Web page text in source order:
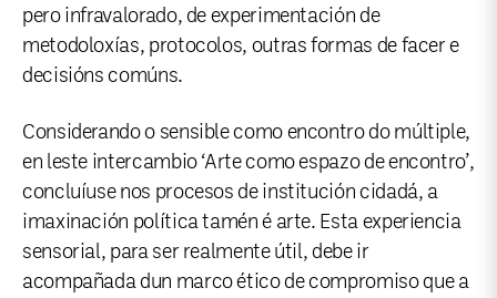
pero infravalorado, de experimentación de
metodoloxías, protocolos, outras formas de facer e
decisións comúns.
Considerando o sensible como encontro do múltiple,
en leste intercambio ‘Arte como espazo de encontro’,
concluíuse nos procesos de institución cidadá, a
imaxinación política tamén é arte. Esta experiencia
sensorial, para ser realmente útil, debe ir
acompañada dun marco ético de compromiso que a